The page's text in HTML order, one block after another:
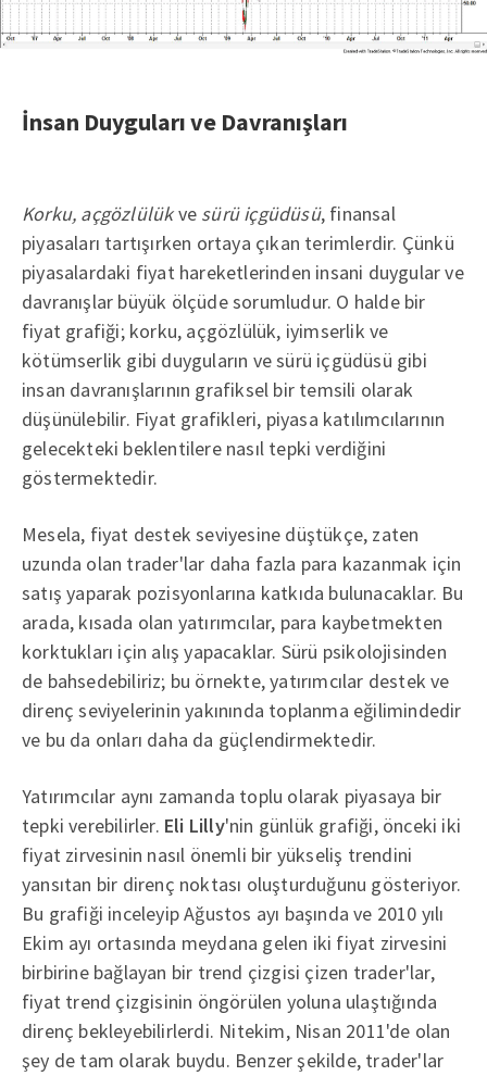
İnsan Duyguları ve Davranışları
Korku, açgözlülükve sürü içgüdüsü, finansal
piyasaları tartışırken ortaya çıkan terimlerdir. Çünkü
piyasalardaki fiyat hareketlerinden insani duygular ve
davranışlar büyük ölçüde sorumludur. O halde bir
fiyat grafiği; korku, açgözlülük, iyimserlik ve
kötümserlik gibi duyguların ve sürü içgüdüsü gibi
insan davranışlarının grafiksel bir temsili olarak
düşünülebilir. Fiyat grafikleri, piyasa katılımcılarının
gelecekteki beklentilere nasıl tepki verdiğini
göstermektedir.
Mesela, fiyat destek seviyesine düştükçe, zaten
uzunda olan trader'lar daha fazla para kazanmak için
satış yaparak pozisyonlarına katkıda bulunacaklar. Bu
arada, kısada olan yatırımcılar, para kaybetmekten
korktukları için alış yapacaklar. Sürü psikolojisinden
de bahsedebiliriz; bu örnekte, yatırımcılar destek ve
direnç seviyelerinin yakınında toplanma eğilimindedir
ve bu da onları daha da güçlendirmektedir.
Yatırımcılar aynı zamanda toplu olarak piyasaya bir
tepki verebilirler. Eli Lilly'nin günlük grafiği, önceki iki
fiyat zirvesinin nasıl önemli bir yükseliş trendini
yansıtan bir direnç noktası oluşturduğunu gösteriyor.
Bu grafiği inceleyip Ağustos ayı başında ve 2010 yılı
Ekim ayı ortasında meydana gelen iki fiyat zirvesini
birbirine bağlayan bir trend çizgisi çizen trader'lar,
fiyat trend çizgisinin öngörülen yoluna ulaştığında
direnç bekleyebilirlerdi. Nitekim, Nisan 2011'de olan
şey de tam olarak buydu. Benzer şekilde, trader'lar